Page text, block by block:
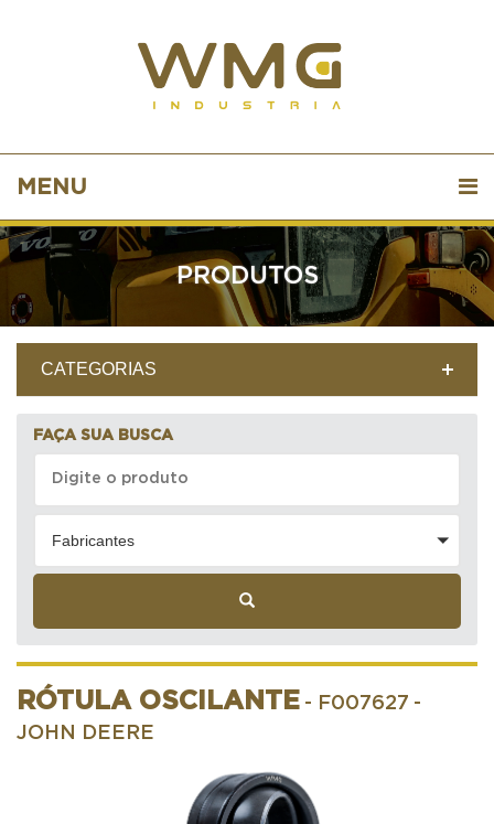
MENU
PRODUTOS
CATEGORIAS
FAÇA SUA BUSCA
Fabricantes
RÓTULA OSCILANTE - F007627 -
JOHN DEERE